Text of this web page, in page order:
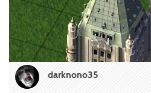
darknono35